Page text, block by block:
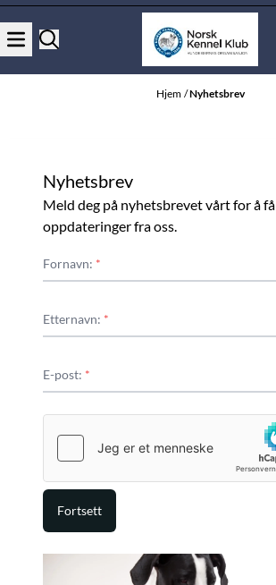
Hjem /Nyhetsbrev
Nyhetsbrev
Meld deg på nyhetsbrevet vårt for å få
oppdateringer fra oss.
Fornavn: *
Etternavn: *
E-post: *
Fortsett